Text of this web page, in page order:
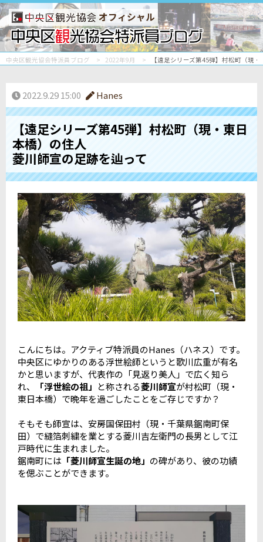
オフィシャル
中央区観光協会特派員ブログ 2022年9月 【遠足シリーズ第45弾】村松町（現
2022.9.29 15:00 Hanes
【遠足シリーズ第45弾】村松町（現・東日
本橋）の住人
菱川師宣の足跡を辿って
こんにちは。アクティブ特派員のHanes（ハネス）です。
中央区にゆかりのある浮世絵師というと歌川広重が有名
かと思いますが、代表作の「見返り美人」で広く知ら
れ、
「浮世絵の祖」 と称される菱川師宣が村松町（現・
東日本橋）で晩年を過ごしたことをご存じですか？
そもそも師宣は、安房国保田村（現・千葉県鋸南町保
田）で縫箔刺繍を業とする菱川吉左衛門の長男として江
戸時代に生まれました。
鋸南町には 「菱川師宣生誕の地」 の碑があり、彼の功績
を偲ぶことができます。